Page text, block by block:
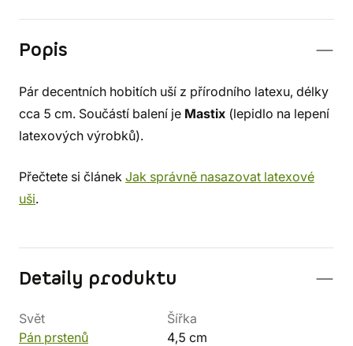
Popis
Pár decentních hobitích uší z přírodního latexu, délky
cca 5 cm. Součástí balení je Mastix (lepidlo na lepení
latexových výrobků).
Přečtete si článek Jak správně nasazovat latexové
uši.
Detaily produktu
Svět
Pán prstenů
Šířka
4,5 cm